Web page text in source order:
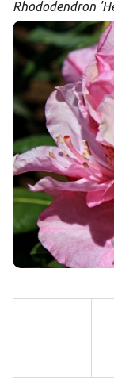
Rhododendron